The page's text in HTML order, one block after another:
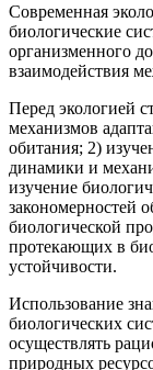
Современная
биологические
организменного
взаимодействия
Перед экологией
механизмов
обитания; 2)
динамики и
изучение
закономерностей
биологической
протекающих в
устойчивости.
Использование
биологических
осуществлять
природных